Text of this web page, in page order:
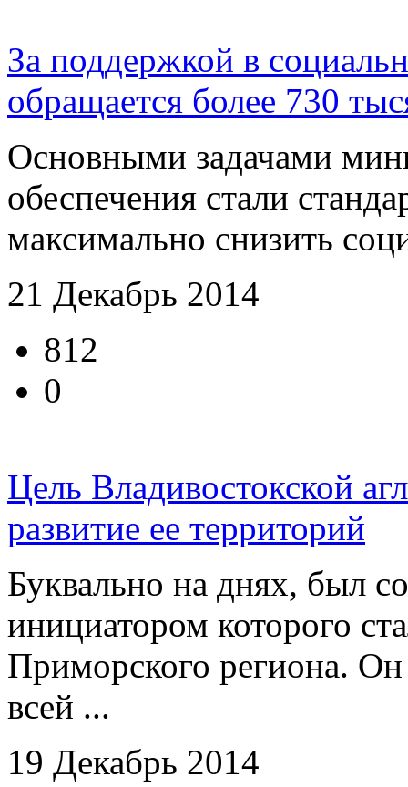
За поддержкой в
обращается более 730
Основными задачами
обеспечения стали
максимально снизить
21 Декабрь 2014
812
0
Цель Владивостокской
развитие ее территорий
Буквально на днях, был
инициатором которого
Приморского региона.
всей ...
19 Декабрь 2014